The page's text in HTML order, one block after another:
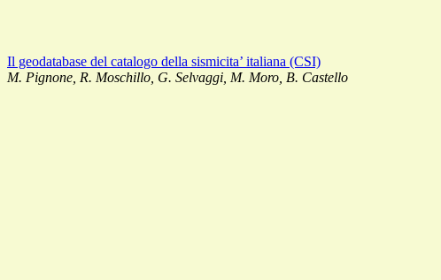
Il geodatabase del catalogo della sismicita’ italiana (CSI)
M. Pignone, R. Moschillo, G. Selvaggi, M. Moro, B. Castello